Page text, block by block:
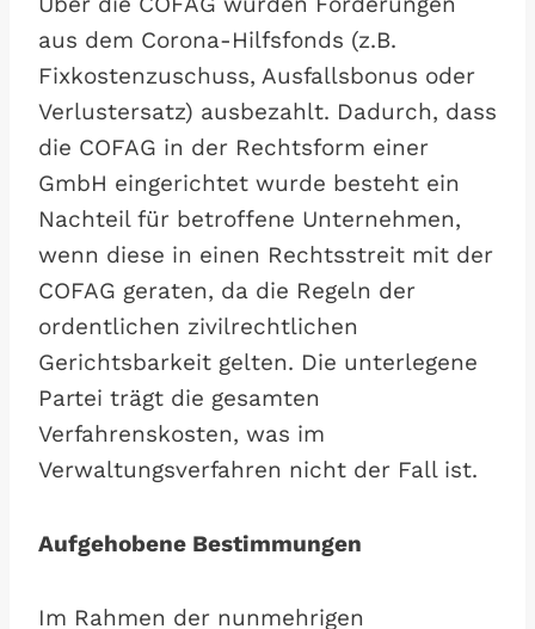
aus dem Corona-Hilfsfonds (z.B.
Fixkostenzuschuss, Ausfallsbonus oder
Verlustersatz) ausbezahlt. Dadurch, dass
die COFAG in der Rechtsform einer
GmbH eingerichtet wurde besteht ein
Nachteil für betroffene Unternehmen,
wenn diese in einen Rechtsstreit mit der
COFAG geraten, da die Regeln der
ordentlichen zivilrechtlichen
Gerichtsbarkeit gelten. Die unterlegene
Partei trägt die gesamten
Verfahrenskosten, was im
Verwaltungsverfahren nicht der Fall ist.
Aufgehobene Bestimmungen
Im Rahmen der nunmehrigen